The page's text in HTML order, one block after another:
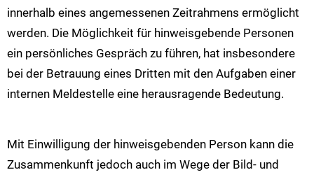
innerhalb eines angemessenen Zeitrahmens ermöglicht
werden. Die Möglichkeit für hinweisgebende Personen
ein persönliches Gespräch zu führen, hat insbesondere
bei der Betrauung eines Dritten mit den Aufgaben einer
internen Meldestelle eine herausragende Bedeutung.
Mit Einwilligung der hinweisgebenden Person kann die
Zusammenkunft jedoch auch im Wege der Bild- und